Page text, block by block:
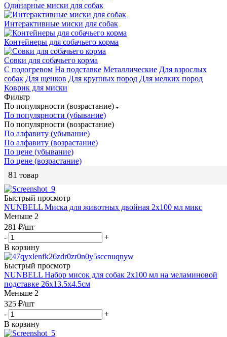
Одинарные миски для собак
Интерактивные миски для собак
Контейнеры для собачьего корма
Совки для собачьего корма
С подогревом На подставке Металлические Для взрослых
собак Для щенков Для крупных пород Для мелких пород
Коврик для миски
Фильтр
По популярности (возрастание)
По популярности (убывание)
По популярности (возрастание)
По алфавиту (убывание)
По алфавиту (возрастание)
По цене (убывание)
По цене (возрастание)
81 товар
Быстрый просмотр
NUNBELL Миска для животных двойная 2х100 мл микс
Меньше 2
281 ₽/шт
-
+
В корзину
Быстрый просмотр
NUNBELL Набор мисок для собак 2х100 мл на меламиновой
подставке 26х13.5х4.5см
Меньше 2
325 ₽/шт
-
+
В корзину